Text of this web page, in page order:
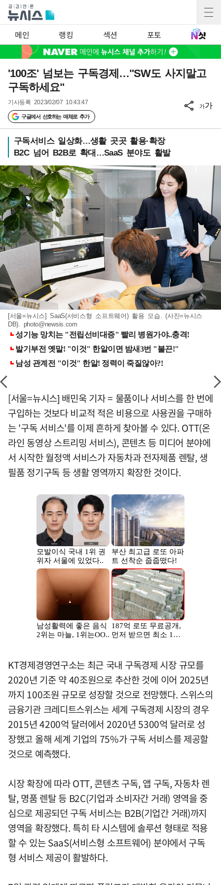
메인 랭킹 섹션 포토
'100조' 넘보는 구독경제…"SW도 사지말고
구독하세요"
기사등록 2023/02/07 10:43:47
구글에서 선호하는 매체로 추가
가가
구독서비스 일상화…생활 곳곳 활용·확장
B2C 넘어 B2B로 확대…SaaS 분야도 활발
[서울=뉴시스] SaaS(서비스형 소프트웨어) 활용 모습. (사진=뉴시스
DB). photo@newsis.com
[서울=뉴시스] 배민욱 기자 = 물품이나 서비스를 한 번에
구입하는 것보다 비교적 적은 비용으로 사용권을 구매하
는 '구독 서비스'를 이제 흔하게 찾아볼 수 있다. OTT(온
라인 동영상 스트리밍 서비스), 콘텐츠 등 미디어 분야에
서 시작한 월정액 서비스가 자동차과 전자제품 렌탈, 생
필품 정기구독 등 생활 영역까지 확장한 것이다.
KT경제경영연구소는 최근 국내 구독경제 시장 규모를
2020년 기준 약 40조원으로 추산한 것에 이어 2025년
까지 100조원 규모로 성장할 것으로 전망했다. 스위스의
금융기관 크레디트스위스는 세계 구독경제 시장의 경우
2015년 4200억 달러에서 2020년 5300억 달러로 성
장했고 올해 세계 기업의 75%가 구독 서비스를 제공할
것으로 예측했다.
시장 확장에 따라 OTT, 콘텐츠 구독, 앱 구독, 자동차 렌
탈, 명품 렌탈 등 B2C(기업과 소비자간 거래) 영역을 중
심으로 제공되던 구독 서비스는 B2B(기업간 거래)까지
영역을 확장했다. 특히 타 시스템에 솔루션 형태로 적용
할 수 있는 SaaS(서비스형 소프트웨어) 분야에서 구독
형 서비스 제공이 활발하다.